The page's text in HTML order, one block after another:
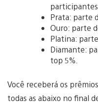
participantes.
Prata: parte
Ouro: parte
Platina:
Diamante:
top 5%.
Você receberá os
todas as abaixo no final